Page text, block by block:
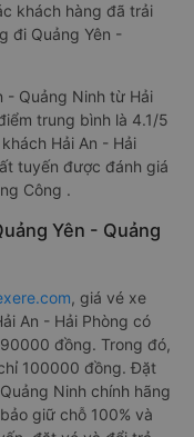
khách hàng đã trải
đi Quảng Yên -
- Quảng Ninh từ Hải
trung bình là 4.1/5
Hải An - Hải
tuyến được đánh giá
Công .
Yên - Quảng
, giá vé xe
An - Hải Phòng có
đồng. Trong đó,
100000 đồng. Đặt
Ninh chính hãng
giữ chỗ 100% và